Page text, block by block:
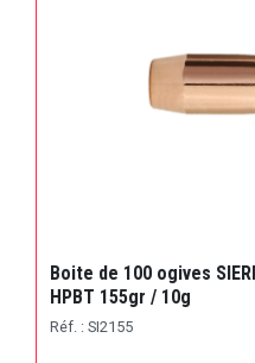
Boite de 100 ogives
HPBT 155gr / 10g
Réf. : SI2155